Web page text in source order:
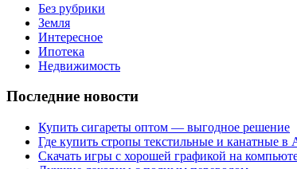
Без рубрики
Земля
Интересное
Ипотека
Недвижимость
Последние новости
Купить сигареты оптом — выгодное решение
Где купить стропы текстильные и канатные в
Скачать игры с хорошей графикой на